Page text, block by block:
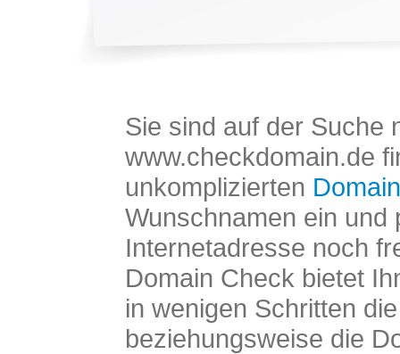
Sie sind auf der Suche
www.checkdomain.de
unkomplizierten
Wunschnamen ein und
Internetadresse noch
Domain Check bietet
in wenigen Schritten
beziehungsweise die